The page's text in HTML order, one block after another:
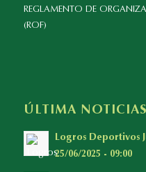
REGLAMENTO DE
(ROF)
ÚLTIMA NOTICIAS
Logros Deportivos
25/06/2025 - 09:00